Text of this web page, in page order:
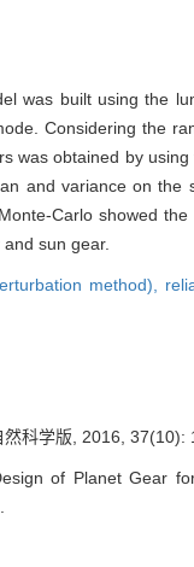
was built using the
Considering the
was obtained by
and variance on the
Carlo showed
sun gear.
method),
科学版, 2016, 37(10):
of Planet Gear